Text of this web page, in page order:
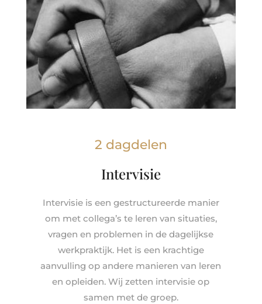
2 dagdelen
Intervisie
Intervisie is een gestructureerde manier
om met collega’s te leren van situaties,
vragen en problemen in de dagelijkse
werkpraktijk. Het is een krachtige
aanvulling op andere manieren van leren
en opleiden. Wij zetten intervisie op
samen met de groep.